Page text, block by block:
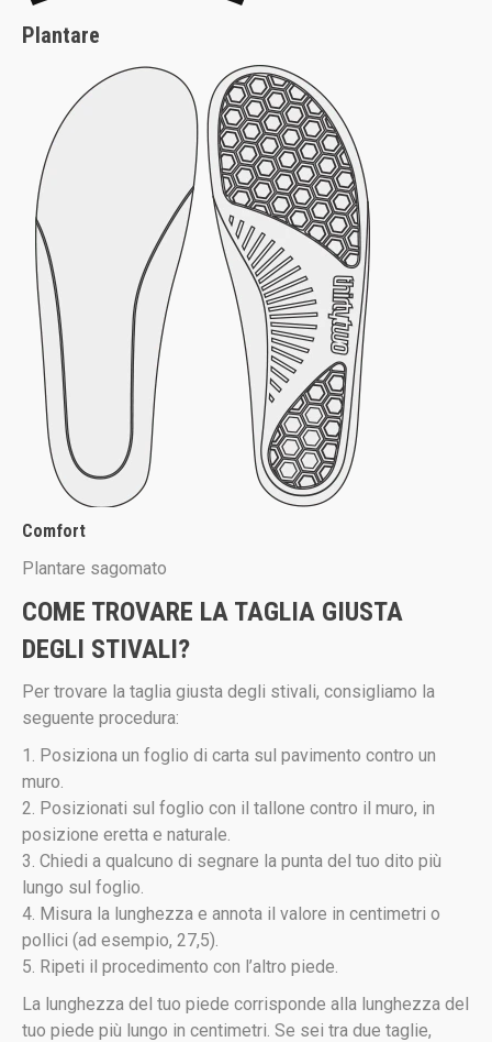
Plantare
Comfort
Plantare sagomato
COME TROVARE LA TAGLIA GIUSTA
DEGLI STIVALI?
Per trovare la taglia giusta degli stivali, consigliamo la
seguente procedura:
1. Posiziona un foglio di carta sul pavimento contro un
muro.
2. Posizionati sul foglio con il tallone contro il muro, in
posizione eretta e naturale.
3. Chiedi a qualcuno di segnare la punta del tuo dito più
lungo sul foglio.
4. Misura la lunghezza e annota il valore in centimetri o
pollici (ad esempio, 27,5).
5. Ripeti il ​​procedimento con l’altro piede.
La lunghezza del tuo piede corrisponde alla lunghezza del
tuo piede più lungo in centimetri. Se sei tra due taglie,